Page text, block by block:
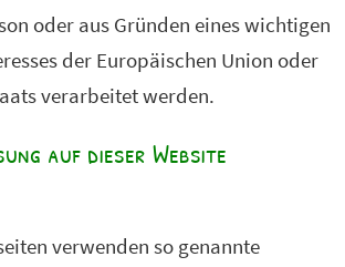
oder aus Gründen eines wichtigen
der Europäischen Union oder
verarbeitet werden.
auf dieser Website
verwenden so genannte